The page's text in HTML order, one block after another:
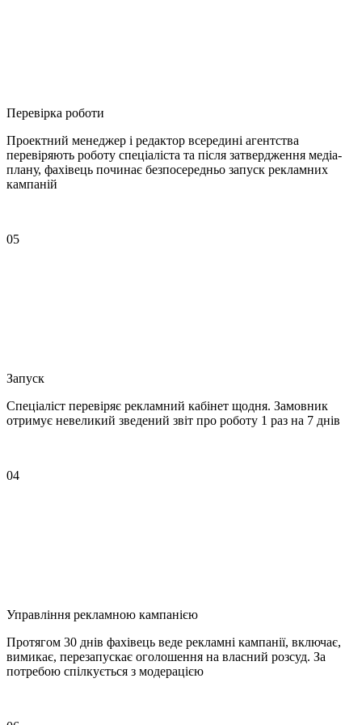
Перевірка роботи
Проектний менеджер і редактор всередині агентства
перевіряють роботу спеціаліста та після затвердження медіа-
плану, фахівець починає безпосередньо запуск рекламних
кампаній
05
Запуск
Спеціаліст перевіряє рекламний кабінет щодня. Замовник
отримує невеликий зведений звіт про роботу 1 раз на 7 днів
04
Управління рекламною кампанією
Протягом 30 днів фахівець веде рекламні кампанії, включає,
вимикає, перезапускає оголошення на власний розсуд. За
потребою спілкується з модерацією